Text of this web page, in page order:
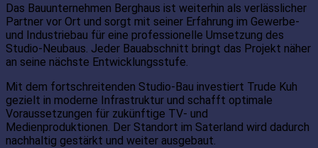
Das Bauunternehmen Berghaus ist weiterhin als verlässlicher
Partner vor Ort und sorgt mit seiner Erfahrung im Gewerbe-
und Industriebau für eine professionelle Umsetzung des
Studio-Neubaus. Jeder Bauabschnitt bringt das Projekt näher
an seine nächste Entwicklungsstufe.
Mit dem fortschreitenden Studio-Bau investiert Trude Kuh
gezielt in moderne Infrastruktur und schafft optimale
Voraussetzungen für zukünftige TV- und
Medienproduktionen. Der Standort im Saterland wird dadurch
nachhaltig gestärkt und weiter ausgebaut.